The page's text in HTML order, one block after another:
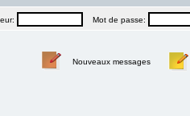
Mot de passe:
Nouveaux messages